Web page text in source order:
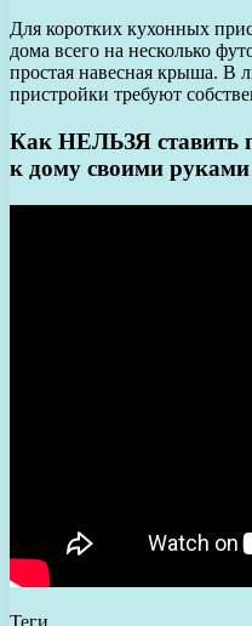
Для коротких кухонных
дома всего на несколько
простая навесная крыша. В
пристройки требуют
Как НЕЛЬЗЯ ставить
к дому своими
Теги